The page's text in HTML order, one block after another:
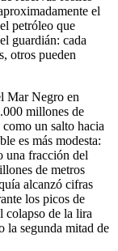
el
petróleo que
guardián: cada
otros pueden
Mar Negro en
millones de
un salto hacia
es más modesta:
una fracción del
de metros
alcanzó cifras
los picos de
colapso de la lira
la segunda mitad de